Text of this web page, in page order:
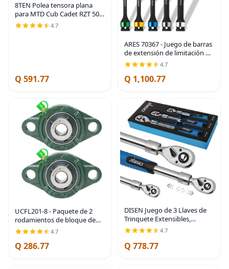
8TEN Polea tensora plana
para MTD Cub Cadet RZT 50
L54 42 S50 Troy-Bilt GT54
TB2450 756-04129B 956-
4.7
Q 591.77
ARES 70367 - Juego de barras
de extensión de limitación de
par - 1/2 pulgadas, barras de
8 pulgadas | Cromo Moly; la
acción flexible evita el
4.7
Q 1,100.77
UCFL201-8 - Paquete de 2
rodamientos de bloque de
almohada montados en
brida, rodamientos de acero
con orificio de 1/2 pulgada,
4.7
Q 286.77
DISEN Juego de 3 Llaves de
Trinquete Extensibles,
Impulso de 1/4" 3/8" 1/2", 72
Dientes, Liberación Rápida,
Llaves de Vaso con Impulso
Reversible,
4.7
Q 778.77